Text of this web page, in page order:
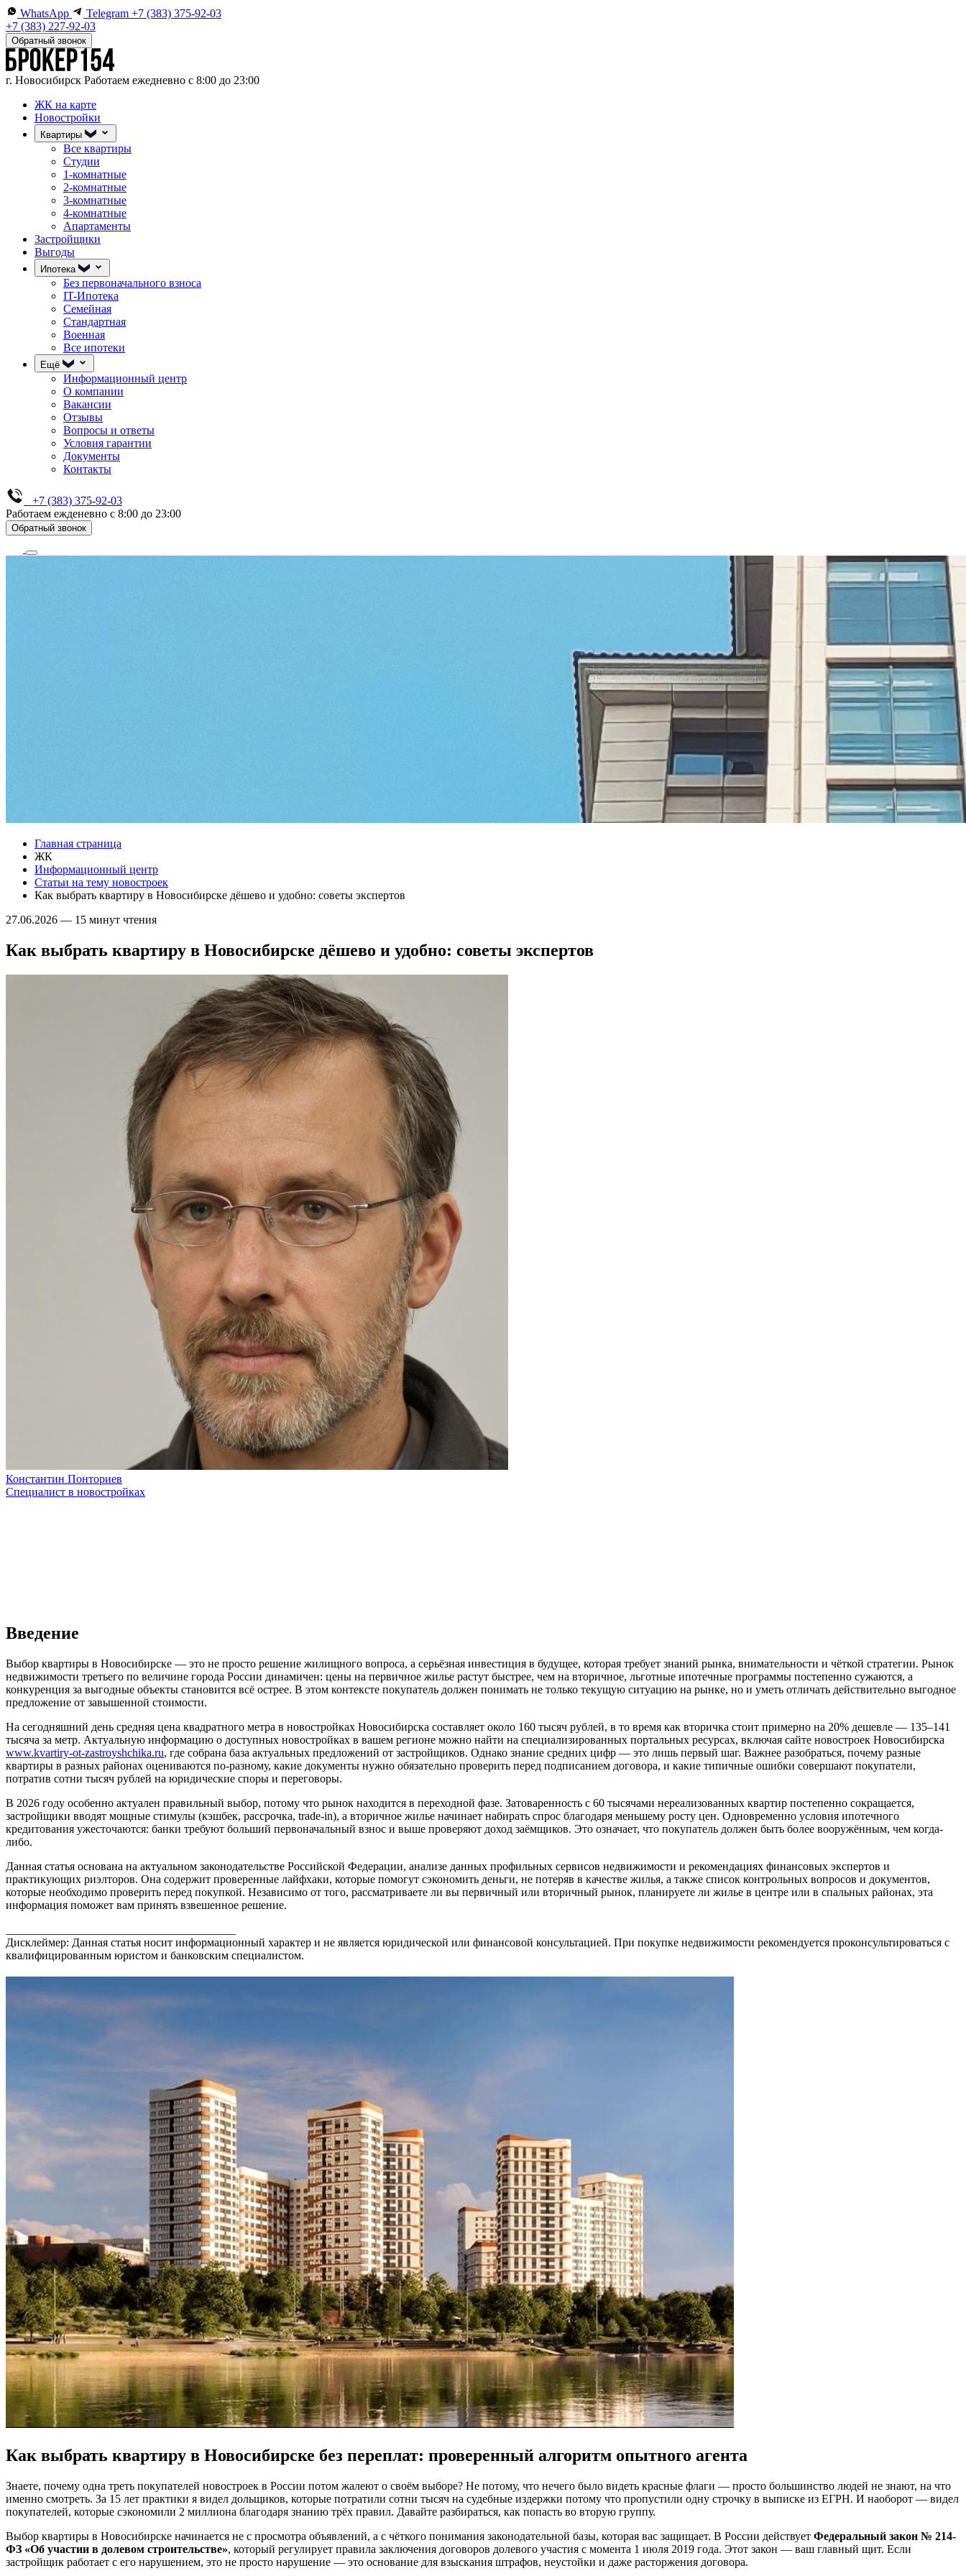
WhatsApp Telegram +7 (383) 375-92-03
+7 (383) 227-92-03
Обратный звонок
г. Новосибирск Работаем ежедневно с 8:00 до 23:00
ЖК на карте
Новостройки
Квартиры
Все квартиры
Студии
1-комнатные
2-комнатные
3-комнатные
4-комнатные
Апартаменты
Застройщики
Выгоды
Ипотека
Без первоначального взноса
IT-Ипотека
Семейная
Стандартная
Военная
Все ипотеки
Ещё
Информационный центр
О компании
Вакансии
Отзывы
Вопросы и ответы
Условия гарантии
Документы
Контакты
+7 (383) 375-92-03
Работаем ежденевно с 8:00 до 23:00
Обратный звонок
Главная страница
ЖК
Информационный центр
Статьи на тему новостроек
Как выбрать квартиру в Новосибирске дёшево и удобно: советы экспертов
27.06.2026 — 15 минут чтения
Как выбрать квартиру в Новосибирске дёшево и удобно: советы экспертов
Константин Понториев
Специалист в новостройках
Введение
Выбор квартиры в Новосибирске — это не просто решение жилищного вопроса, а серьёзная инвестиция в будущее, которая требует знаний рынка, внимательности и чёткой стратегии. Рынок
недвижимости третьего по величине города России динамичен: цены на первичное жилье растут быстрее, чем на вторичное, льготные ипотечные программы постепенно сужаются, а
конкуренция за выгодные объекты становится всё острее. В этом контексте покупатель должен понимать не только текущую ситуацию на рынке, но и уметь отличать действительно выгодное
предложение от завышенной стоимости.
На сегодняшний день средняя цена квадратного метра в новостройках Новосибирска составляет около 160 тысяч рублей, в то время как вторичка стоит примерно на 20% дешевле — 135–141
тысяча за метр. Актуальную информацию о доступных новостройках в вашем регионе можно найти на специализированных портальных ресурсах, включая сайте новостроек Новосибирска
www.kvartiry-ot-zastroyshchika.ru, где собрана база актуальных предложений от застройщиков. Однако знание средних цифр — это лишь первый шаг. Важнее разобраться, почему разные
квартиры в разных районах оцениваются по-разному, какие документы нужно обязательно проверить перед подписанием договора, и какие типичные ошибки совершают покупатели,
потратив сотни тысяч рублей на юридические споры и переговоры.
В 2026 году особенно актуален правильный выбор, потому что рынок находится в переходной фазе. Затоваренность с 60 тысячами нереализованных квартир постепенно сокращается,
застройщики вводят мощные стимулы (кэшбек, рассрочка, trade-in), а вторичное жилье начинает набирать спрос благодаря меньшему росту цен. Одновременно условия ипотечного
кредитования ужесточаются: банки требуют больший первоначальный взнос и выше проверяют доход заёмщиков. Это означает, что покупатель должен быть более вооружённым, чем когда-
либо.
Данная статья основана на актуальном законодательстве Российской Федерации, анализе данных профильных сервисов недвижимости и рекомендациях финансовых экспертов и
практикующих риэлторов. Она содержит проверенные лайфхаки, которые помогут сэкономить деньги, не потеряв в качестве жилья, а также список контрольных вопросов и документов,
которые необходимо проверить перед покупкой. Независимо от того, рассматриваете ли вы первичный или вторичный рынок, планируете ли жилье в центре или в спальных районах, эта
информация поможет вам принять взвешенное решение.
Дисклеймер: Данная статья носит информационный характер и не является юридической или финансовой консультацией. При покупке недвижимости рекомендуется проконсультироваться с
квалифицированным юристом и банковским специалистом.
Как выбрать квартиру в Новосибирске без переплат: проверенный алгоритм опытного агента
Знаете, почему одна треть покупателей новостроек в России потом жалеют о своём выборе? Не потому, что нечего было видеть красные флаги — просто большинство людей не знают, на что
именно смотреть. За 15 лет практики я видел дольщиков, которые потратили сотни тысяч на судебные издержки потому что пропустили одну строчку в выписке из ЕГРН. И наоборот — видел
покупателей, которые сэкономили 2 миллиона благодаря знанию трёх правил. Давайте разбираться, как попасть во вторую группу.
Выбор квартиры в Новосибирске начинается не с просмотра объявлений, а с чёткого понимания законодательной базы, которая вас защищает. В России действует Федеральный закон № 214-
ФЗ «Об участии в долевом строительстве», который регулирует правила заключения договоров долевого участия с момента 1 июля 2019 года. Этот закон — ваш главный щит. Если
застройщик работает с его нарушением, это не просто нарушение — это основание для взыскания штрафов, неустойки и даже расторжения договора.